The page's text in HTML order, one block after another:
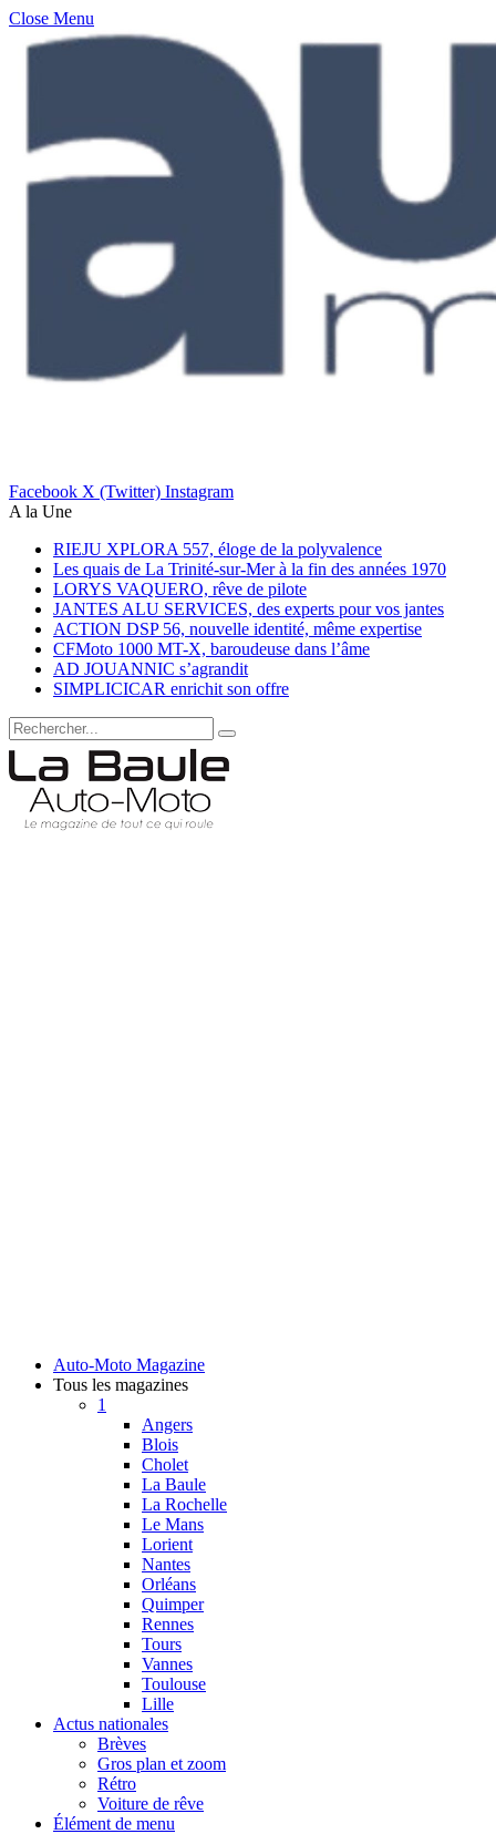
Close Menu
Facebook X (Twitter) Instagram
A la Une
RIEJU XPLORA 557, éloge de la polyvalence
Les quais de La Trinité-sur-Mer à la fin des années 1970
LORYS VAQUERO, rêve de pilote
JANTES ALU SERVICES, des experts pour vos jantes
ACTION DSP 56, nouvelle identité, même expertise
CFMoto 1000 MT-X, baroudeuse dans l’âme
AD JOUANNIC s’agrandit
SIMPLICICAR enrichit son offre
Auto-Moto Magazine
Tous les magazines
1
Angers
Blois
Cholet
La Baule
La Rochelle
Le Mans
Lorient
Nantes
Orléans
Quimper
Rennes
Tours
Vannes
Toulouse
Lille
Actus nationales
Brèves
Gros plan et zoom
Rétro
Voiture de rêve
Élément de menu